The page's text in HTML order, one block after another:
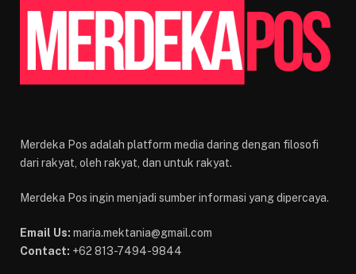
Merdeka Pos adalah platform media daring dengan filosofi
dari rakyat, oleh rakyat, dan untuk rakyat.
Merdeka Pos ingin menjadi sumber informasi yang dipercaya.
Email Us: maria.mektania@gmail.com
Contact: +62 813-7494-9844